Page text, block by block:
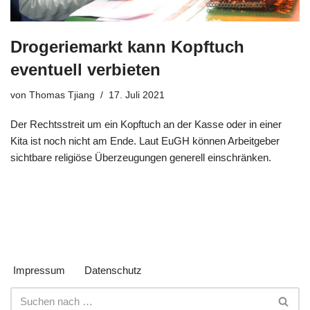
Drogeriemarkt kann Kopftuch
eventuell verbieten
von Thomas Tjiang 17. Juli 2021
Der Rechtsstreit um ein Kopftuch an der Kasse oder in einer
Kita ist noch nicht am Ende. Laut EuGH können Arbeitgeber
sichtbare religiöse Überzeugungen generell einschränken.
Impressum Datenschutz